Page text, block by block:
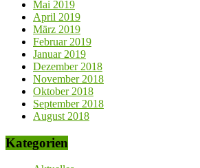
Mai 2019
April 2019
März 2019
Februar 2019
Januar 2019
Dezember 2018
November 2018
Oktober 2018
September 2018
August 2018
Kategorien